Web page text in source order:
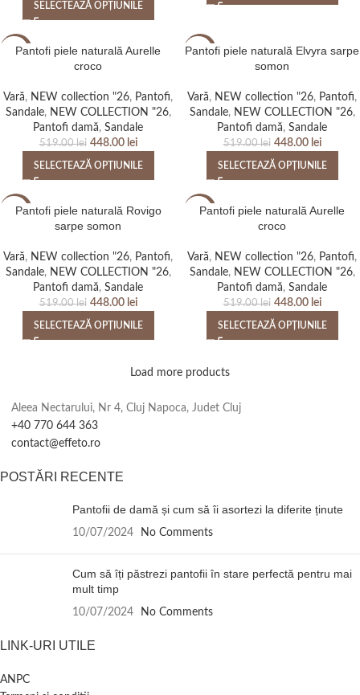
SELECTEAZĂ OPȚIUNILE
-14%
Pantofi piele naturală Aurelle
croco
Vară, NEW collection "26, Pantofi,
Sandale, NEW COLLECTION "26,
Pantofi damă, Sandale
519.00lei 448.00 lei
SELECTEAZĂ OPȚIUNILE
-14%
Pantofi piele naturală Elvyra sarpe
somon
Vară, NEW collection "26, Pantofi,
Sandale, NEW COLLECTION "26,
Pantofi damă, Sandale
519.00lei 448.00 lei
SELECTEAZĂ OPȚIUNILE
-14%
Pantofi piele naturală Rovigo
sarpe somon
Vară, NEW collection "26, Pantofi,
Sandale, NEW COLLECTION "26,
Pantofi damă, Sandale
519.00lei 448.00 lei
SELECTEAZĂ OPȚIUNILE
-14%
Pantofi piele naturală Aurelle
croco
Vară, NEW collection "26, Pantofi,
Sandale, NEW COLLECTION "26,
Pantofi damă, Sandale
519.00lei 448.00 lei
SELECTEAZĂ OPȚIUNILE
Load more products
Aleea Nectarului, Nr 4, Cluj Napoca, Judet Cluj
+40 770 644 363
contact@effeto.ro
POSTĂRI RECENTE
Pantofii de damă și cum să îi asortezi la diferite ținute
10/07/2024 No Comments
Cum să îți păstrezi pantofii în stare perfectă pentru mai
mult timp
10/07/2024 No Comments
LINK-URI UTILE
ANPC